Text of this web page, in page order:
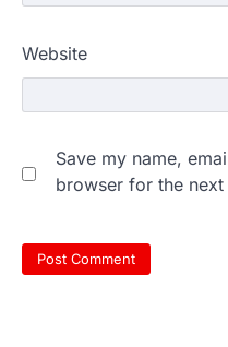
Website
Save my name,
browser for the